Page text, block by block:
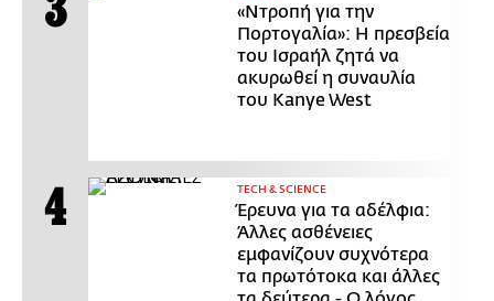
«Ντροπή για την
Πορτογαλία»: Η πρεσβεία
του Ισραήλ ζητά να
ακυρωθεί η συναυλία
του Kanye West
ΤECH & SCIENCE
Έρευνα για τα αδέλφια:
Άλλες ασθένειες
εμφανίζουν συχνότερα
τα πρωτότοκα και άλλες